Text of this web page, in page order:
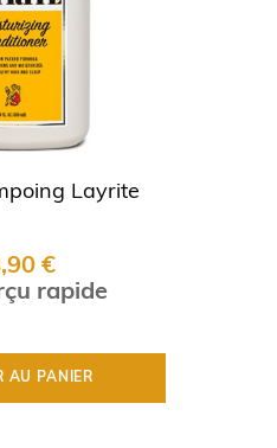
Layrite
€
rapide
AU PANIER